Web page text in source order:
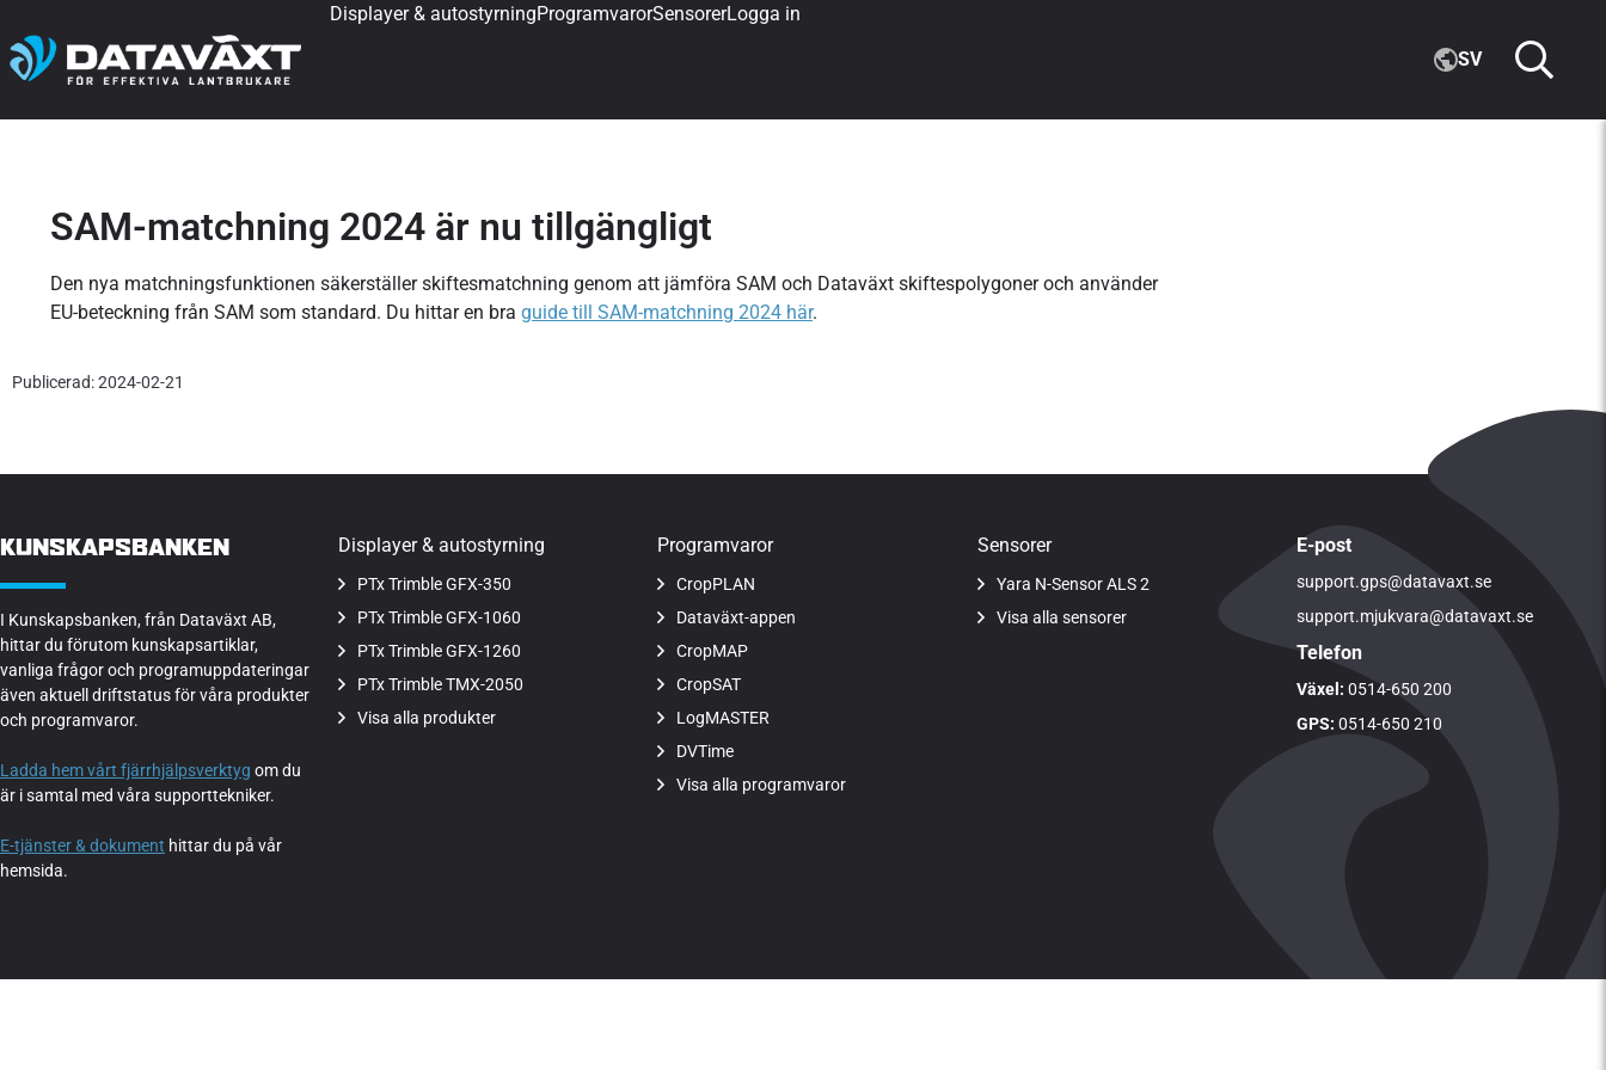
Displayer & autostyrningProgramvarorSensorerLogga in
SV
SAM-matchning 2024 är nu tillgängligt
Den nya matchningsfunktionen säkerställer skiftesmatchning genom att jämföra SAM och Dataväxt skiftespolygoner och använder
EU-beteckning från SAM som standard. Du hittar en bra guide till SAM-matchning 2024 här.
Publicerad: 2024-02-21
KUNSKAPSBANKEN
I Kunskapsbanken, från Dataväxt AB,
hittar du förutom kunskapsartiklar,
vanliga frågor och programuppdateringar
även aktuell driftstatus för våra produkter
och programvaror.
Ladda hem vårt fjärrhjälpsverktyg om du
är i samtal med våra supporttekniker.
E-tjänster & dokument hittar du på vår
hemsida.
Displayer & autostyrning
PTx Trimble GFX-350
PTx Trimble GFX-1060
PTx Trimble GFX-1260
PTx Trimble TMX-2050
Visa alla produkter
Programvaror
CropPLAN
Dataväxt-appen
CropMAP
CropSAT
LogMASTER
DVTime
Visa alla programvaror
Sensorer
Yara N-Sensor ALS 2
Visa alla sensorer
E-post
support.gps@datavaxt.se
support.mjukvara@datavaxt.se
Telefon
Växel: 0514-650 200
GPS: 0514-650 210